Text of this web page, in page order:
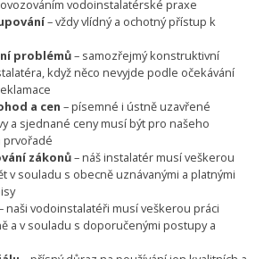
vodoinstalatérské praxe
– vždy vlídný a ochotný přístup k
problémů– samozřejmý konstruktivní
když něco nevyjde podle očekávání
a cen – písemné i ústně uzavřené
a sjednané ceny musí být pro našeho
prvořadé
zákonů– náš instalatér musí veškerou
v souladu s obecně uznávanými a platnými
naši vodoinstalatéři musí veškerou práci
a v souladu s doporučenými postupy a